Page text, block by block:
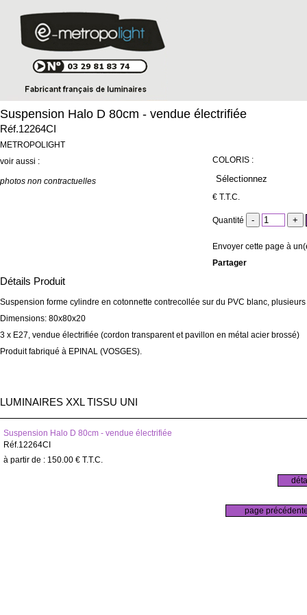
Suspension Halo D 80cm - vendue électrifiée
Réf.12264CI
METROPOLIGHT
voir aussi :
photos non contractuelles
COLORIS :
€ T.T.C.
Quantité
Envoyer cette page à
Partager
Détails Produit
Suspension forme cylindre en cotonnette contrecollée sur du PVC blanc,
Dimensions: 80x80x20
3 x E27, vendue électrifiée (cordon transparent et pavillon en métal acier brossé)
Produit fabriqué à EPINAL (VOSGES).
LUMINAIRES XXL TISSU UNI
Suspension Halo D 80cm - vendue électrifiée
Réf.12264CI
150.00 € T.T.C.